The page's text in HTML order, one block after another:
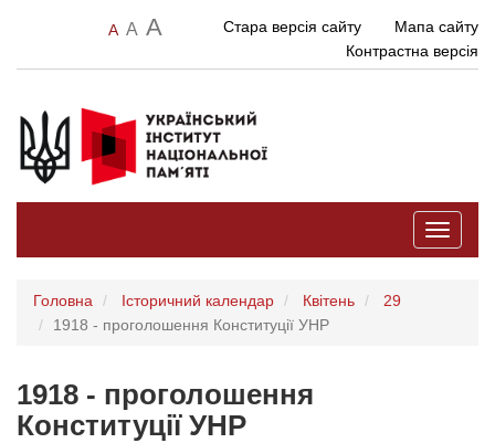
A A A Стара версія сайту
Мапа сайту
Контрастна версія
Toggle
Головна Історичний календар Квітень
29
1918 - проголошення Конституції УНР
1918 - проголошення
Конституції УНР